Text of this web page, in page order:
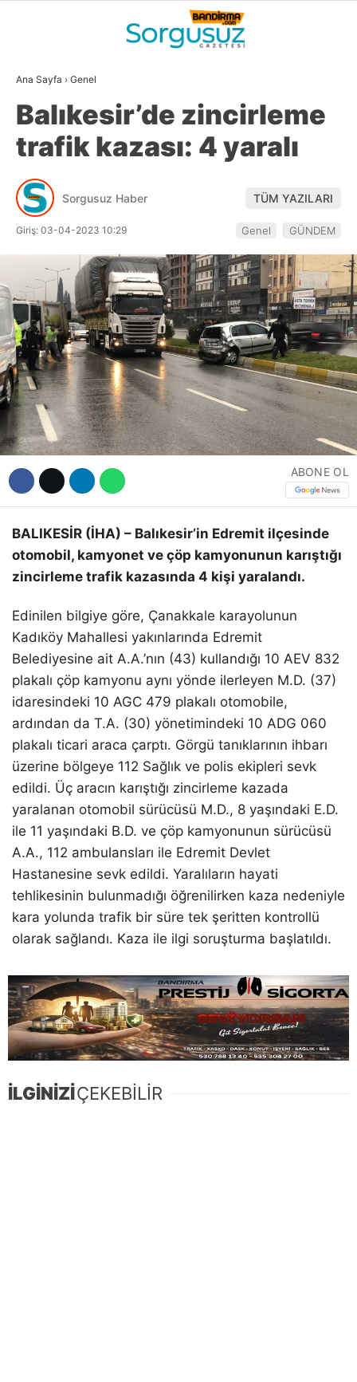
WhatsApp İhbar
Hattı
Facebook
Youtube
31.9
BALIKESIR
GALERİ VİDEO YAZARLAR
SİYASET
EKONOMİ
SPOR
MAGAZİN
EĞİTİM
DİĞER
Ana Sayfa › Genel
Balıkesir’de zincirleme
trafik kazası: 4 yaralı
Sorgusuz Haber TÜM YAZILARI
Giriş: 03-04-2023 10:29 Genel GÜNDEM
ABONE OL
BALIKESİR (İHA) – Balıkesir’in Edremit ilçesinde
otomobil, kamyonet ve çöp kamyonunun karıştığı
zincirleme trafik kazasında 4 kişi yaralandı.
Edinilen bilgiye göre, Çanakkale karayolunun
Kadıköy Mahallesi yakınlarında Edremit
Belediyesine ait A.A.’nın (43) kullandığı 10 AEV 832
plakalı çöp kamyonu aynı yönde ilerleyen M.D. (37)
idaresindeki 10 AGC 479 plakalı otomobile,
ardından da T.A. (30) yönetimindeki 10 ADG 060
plakalı ticari araca çarptı. Görgü tanıklarının ihbarı
üzerine bölgeye 112 Sağlık ve polis ekipleri sevk
edildi. Üç aracın karıştığı zincirleme kazada
yaralanan otomobil sürücüsü M.D., 8 yaşındaki E.D.
ile 11 yaşındaki B.D. ve çöp kamyonunun sürücüsü
A.A., 112 ambulansları ile Edremit Devlet
Hastanesine sevk edildi. Yaralıların hayati
tehlikesinin bulunmadığı öğrenilirken kaza nedeniyle
kara yolunda trafik bir süre tek şeritten kontrollü
olarak sağlandı. Kaza ile ilgi soruşturma başlatıldı.
İLGİNİZİÇEKEBİLİR